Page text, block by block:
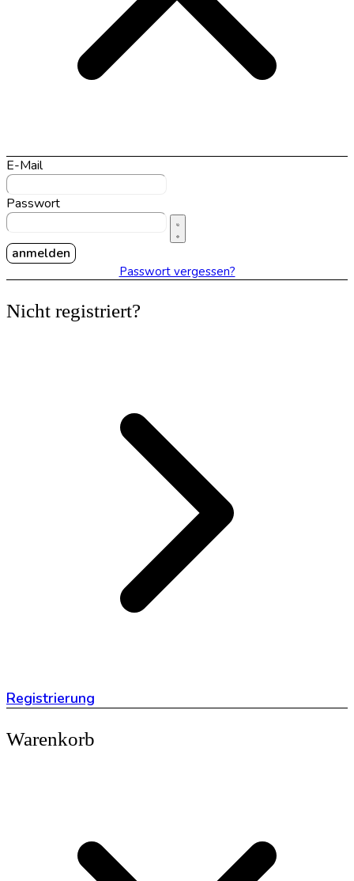
E-Mail
Passwort
anmelden
Passwort vergessen?
Nicht registriert?
Registrierung
Warenkorb